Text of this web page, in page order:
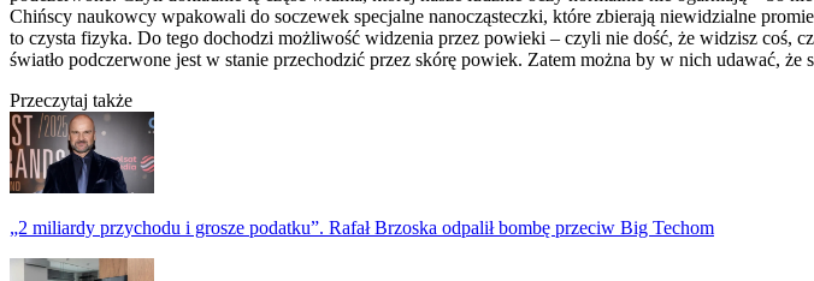
Chińscy naukowcy wpakowali do soczewek specjalne nanocząsteczki, które zbierają niewidzialne
to czysta fizyka. Do tego dochodzi możliwość widzenia przez powieki – czyli nie dość, że widzisz coś,
światło podczerwone jest w stanie przechodzić przez skórę powiek. Zatem można by w nich udawać, że
Przeczytaj także
„2 miliardy przychodu i grosze podatku”. Rafał Brzoska odpalił bombę przeciw Big Techom